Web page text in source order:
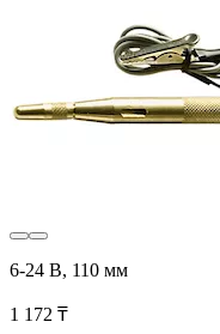
6-24 В, 110 мм
1 172 ₸